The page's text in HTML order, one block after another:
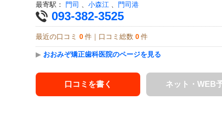
最寄駅： 門司 小森江 門司港
093-382-3525
最近の口コミ 0 件｜口コミ総数 0 件
▶ おおみぞ矯正歯科医院のページを見る
口コミを書く ネット・WEB